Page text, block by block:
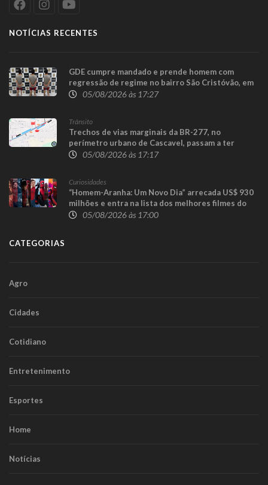
NOTÍCIAS RECENTES
GDE cumpre mandado e prende homem com
regressão de regime no bairro São Cristóvão, em
Cascavel
05/08/2026 às 17:27
Trânsito
Trechos de vias marginais da BR-277, no
perímetro urbano de Cascavel, passam a ter
sentido único para execução das obras da
05/08/2026 às 17:17
Curiosidades
“Homem-Aranha: Um Novo Dia” arrecada US$ 930
milhões e entra na lista dos melhores filmes do
herói05/08/2026 às 17:00
CATEGORIAS
Agro
Cidades
Cotidiano
Entretenimento
Esportes
Home
Notícias